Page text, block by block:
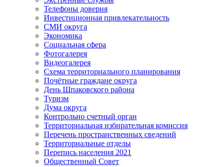
Телефоны доверия
Инвестиционная привлекательность
СМИ округа
Экономика
Социальная сфера
Фотогалерея
Видеогалерея
Схема территориального планирования
Почётные граждане округа
День Шпаковского района
Туризм
Дума округа
Контрольно счетный орган
Территориальная избирательная комиссия
Перечень пространственных сведений
Территориальные отделы
Перепись населения 2021
Общественный Совет